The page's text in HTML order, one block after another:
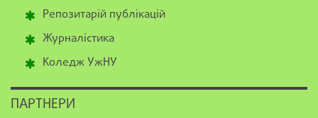
Репозитарій публікацій
Журналістика
Коледж УжНУ
ПАРТНЕРИ